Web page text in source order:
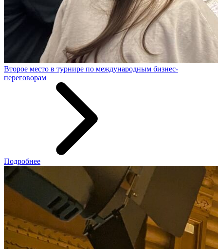
Второе место в турнире по международным бизнес-
переговорам
Подробнее